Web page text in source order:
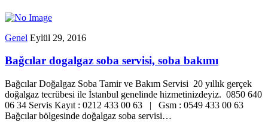
Genel Eylül 29, 2016
Bağcılar dogalgaz soba servisi, soba bakımı
Bağcılar Doğalgaz Soba Tamir ve Bakım Servisi 20 yıllık gerçek
doğalgaz tecrübesi ile İstanbul genelinde hizmetinizdeyiz. 0850 640
06 34 Servis Kayıt : 0212 433 00 63 | Gsm : 0549 433 00 63
Bağcılar bölgesinde doğalgaz soba servisi…